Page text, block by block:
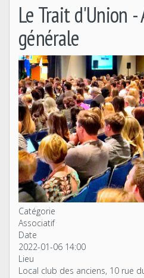
Le Trait d'Union -
générale
Catégorie
Associatif
Date
2022-01-06 14:00
Lieu
Local club des anciens, 10 rue